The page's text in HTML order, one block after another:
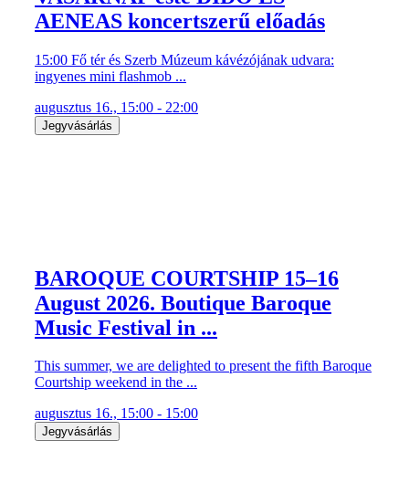
AENEAS koncertszerű előadás
15:00 Fő tér és Szerb Múzeum kávézójának udvara:
ingyenes mini flashmob ...
augusztus 16., 15:00 - 22:00
Jegyvásárlás
BAROQUE COURTSHIP 15–16
August 2026. Boutique Baroque
Music Festival in ...
This summer, we are delighted to present the fifth Baroque
Courtship weekend in the ...
augusztus 16., 15:00 - 15:00
Jegyvásárlás